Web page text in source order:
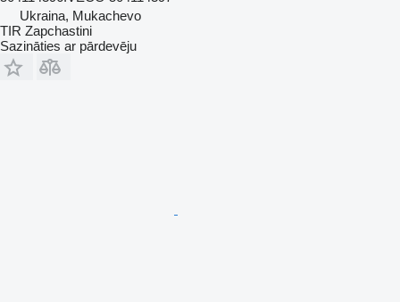
Ukraina, Mukachevo
TIR Zapchastini
Sazināties ar pārdevēju